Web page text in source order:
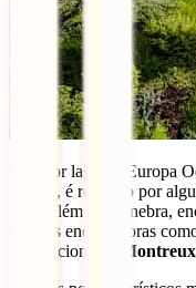
O maior lago da Europa
França, é rodeado por
país. Além de Genebra,
cidades encantadoras
Internacional, e
Montreux